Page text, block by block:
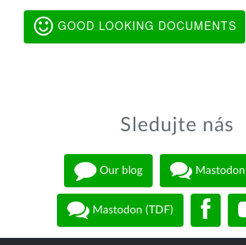
GOOD LOOKING DOCUMENTS
Sledujte nás
Our blog
Mastodon (TDF)